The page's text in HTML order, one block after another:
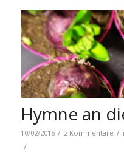
Hymne an
10/02/2016 / 2 Kommentare /
/